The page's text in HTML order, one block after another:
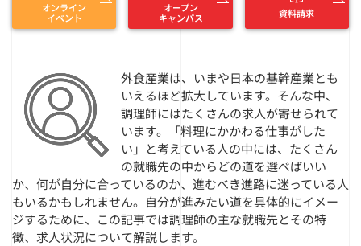
オンライン
イベント
オープン
キャンパス
資料請求
外食産業は、いまや日本の基幹産業とも
いえるほど拡大しています。そんな中、
調理師にはたくさんの求人が寄せられて
います。「料理にかかわる仕事がした
い」と考えている人の中には、たくさん
の就職先の中からどの道を選べばいい
か、何が自分に合っているのか、進むべき進路に迷っている人
もいるかもしれません。自分が進みたい道を具体的にイメー
ジするために、この記事では調理師の主な就職先とその特
徴、求人状況について解説します。